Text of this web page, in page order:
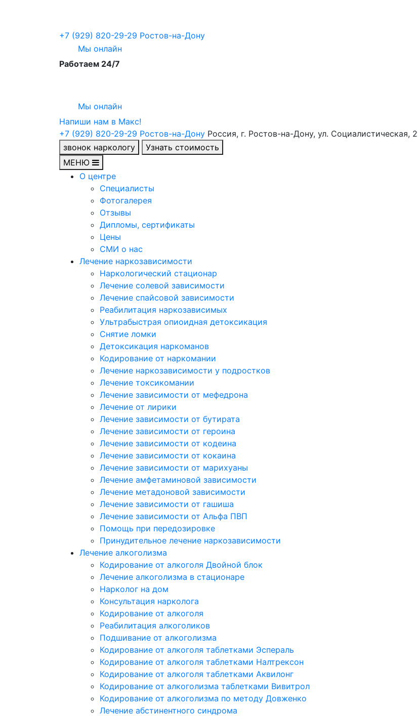
+7 (929) 820-29-29 Ростов-на-Дону
Мы онлайн
Работаем 24/7
Мы онлайн
Напиши нам в Maкс!
+7 (929) 820-29-29 Ростов-на-Дону Россия, г. Ростов-на-Дону, ул. Социалистическая,
звонок наркологу
Узнать стоимость
МЕНЮ
О центре
Специалисты
Фотогалерея
Отзывы
Дипломы, сертификаты
Цены
СМИ о нас
Лечение наркозависимости
Наркологический стационар
Лечение солевой зависимости
Лечение спайсовой зависимости
Реабилитация наркозависимых
Ультрабыстрая опиоидная детоксикация
Снятие ломки
Детоксикация наркоманов
Кодирование от наркомании
Лечение наркозависимости у подростков
Лечение токсикомании
Лечение зависимости от мефедрона
Лечение от лирики
Лечение зависимости от бутирата
Лечение зависимости от героина
Лечение зависимости от кодеина
Лечение зависимости от кокаина
Лечение зависимости от марихуаны
Лечение амфетаминовой зависимости
Лечение метадоновой зависимости
Лечение зависимости от гашиша
Лечение зависимости от Альфа ПВП
Помощь при передозировке
Принудительное лечение наркозависимости
Лечение алкоголизма
Кодирование от алкоголя Двойной блок
Лечение алкоголизма в стационаре
Нарколог на дом
Консультация нарколога
Кодирование от алкоголя
Реабилитация алкоголиков
Подшивание от алкоголизма
Кодирование от алкоголя таблетками Эспераль
Кодирование от алкоголя таблетками Налтрексон
Кодирование от алкоголя таблетками Аквилонг
Кодирование от алкоголизма таблетками Вивитрол
Кодирование от алкоголизма по методу Довженко
Лечение абстинентного синдрома